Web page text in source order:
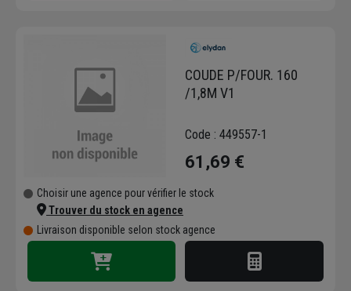
COUDE P/FOUR. 160
/1,8M V1
Code : 449557-1
61,69 €
Choisir une agence pour vérifier le stock
Trouver du stock en agence
Livraison disponible selon stock agence